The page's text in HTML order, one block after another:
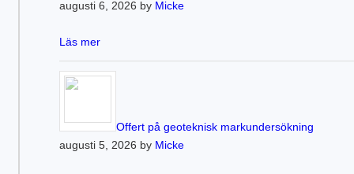
augusti 6, 2026 by Micke
Läs mer
Offert på geoteknisk markundersökning
augusti 5, 2026 by Micke